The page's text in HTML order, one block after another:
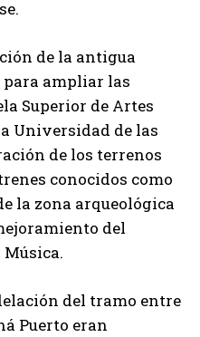
de la antigua
ampliar las
Superior de Artes
Universidad de las
de los terrenos
conocidos como
la zona arqueológica
del
del tramo entre
Puerto eran